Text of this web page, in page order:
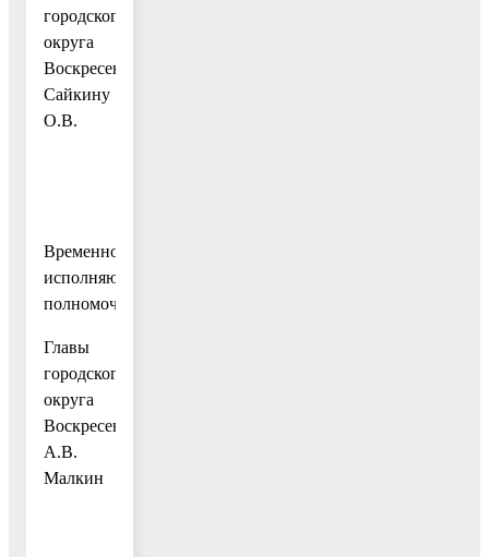
городского
округа
Воскресенск
Сайкину
О.В.
Временно
исполняющий
полномочия
Главы
городского
округа
Воскресенск
А.В.
Малкин